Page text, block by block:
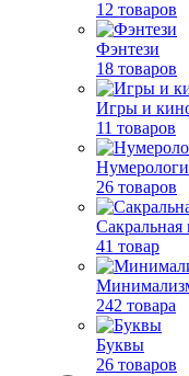
12 товаров
Фэнтези
18 товаров
Игры и
11 товаров
26 товаров
Сакральная
41 товар
242 товара
Буквы
26 товаров